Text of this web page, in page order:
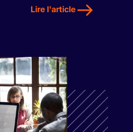
Lire l'article